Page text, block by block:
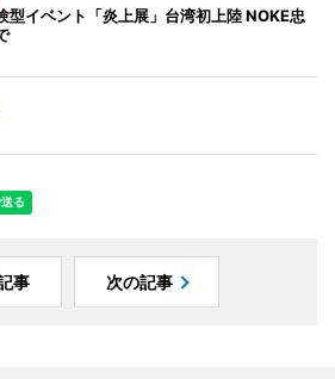
型イベント「炎上展」台湾初上陸 NOKE忠
事 次の記事